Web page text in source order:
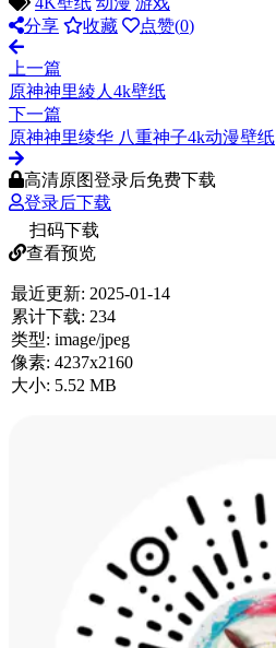
分享
收藏 点赞(0)
上一篇
原神神里綾人4k壁纸
下一篇
原神神里绫华 八重神子4k动漫壁纸
高清原图登录后免费下载
登录后下载
扫码下载
查看预览
最近更新: 2025-01-14
累计下载: 234
类型: image/jpeg
像素: 4237x2160
大小: 5.52 MB